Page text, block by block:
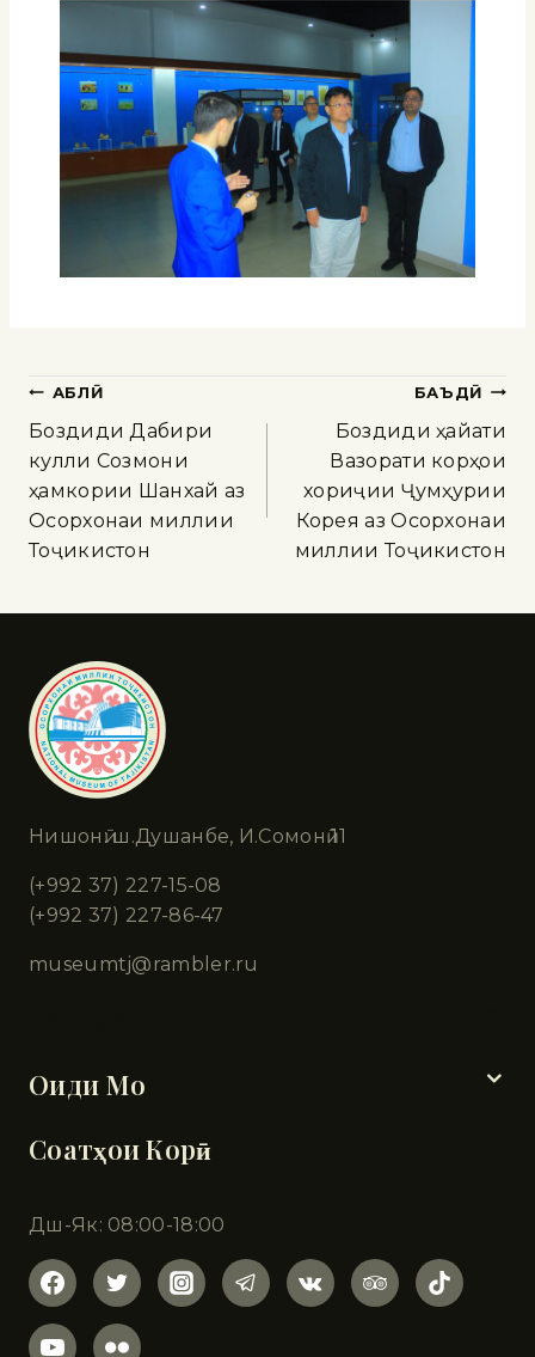
ҚАБЛӢ
Боздиди Дабири
кулли Созмони
ҳамкории Шанхай аз
Осорхонаи миллии
Тоҷикистон
БАЪДӢ
Боздиди ҳайати
Вазорати корҳои
хориҷии Ҷумҳурии
Корея аз Осорхонаи
миллии Тоҷикистон
Нишонӣ: ш.Душанбе, И.Сомонӣ 11
(+992 37) 227-15-08
(+992 37) 227-86-47
museumtj@rambler.ru
Оиди Мо
Соатҳои Корӣ
Дш-Як: 08:00-18:00